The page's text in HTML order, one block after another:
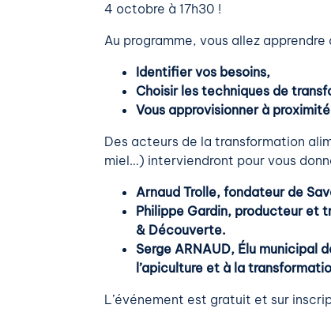
4 octobre à 17h30 !
Au programme, vous allez apprendre
Identifier vos besoins,
Choisir les techniques de
Vous approvisionner à
Des acteurs de la transformation
miel…) interviendront pour vous
Arnaud Trolle, fondateur de
Philippe Gardin, producteur et
& Découverte.
Serge ARNAUD, Élu municipal
l’apiculture et à la
L’événement est gratuit et sur